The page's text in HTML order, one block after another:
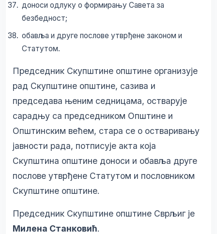
доноси одлуку о формирању Савета за
безбедност;
обавља и друге послове утврђене законом и
Статутом.
Председник Скупштине општине организује
рад Скупштине општине, сазива и
председава њеним седницама, остварује
сарадњу са председником Општине и
Општинским већем, стара се о остваривању
јавности рада, потписује акта која
Скупштина општине доноси и обавља друге
послове утврђене Статутом и пословником
Скупштине општине.
Председник Скупштине општине Сврљиг је
Милена Станковић.